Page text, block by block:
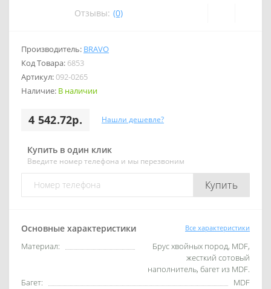
Отзывы: (0)
Производитель: BRAVO
Код Товара: 6853
Артикул:092-0265
Наличие: В наличии
4 542.72р. Нашли дешевле?
Купить в один клик
Введите номер телефона и мы перезвоним
Купить
Основные характеристики Все характеристики
Материал:
Брус хвойных пород, MDF,
жесткий сотовый
наполнитель, багет из MDF.
Багет:
MDF